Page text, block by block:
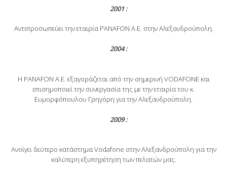
2001 :
Αντιπροσωπεύει την εταιρία PANAFON A.E. στην Αλεξανδρούπολη.
2004 :
H PANAFON A.E. εξαγοράζεται από την σημερινή VODAFONE και
επισημοποιεί την συνεργασία της με την εταιρία του κ.
Ευμορφόπουλου Γρηγόρη για την Αλεξανδρούπολη.
2009 :
Ανοίγει δεύτερο κατάστημα Vodafone στην Αλεξανδρούπολη για την
καλύτερη εξυπηρέτηση των πελατών μας.